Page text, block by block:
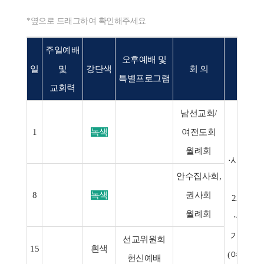
*옆으로 드래그하여 확인해주세요
일
주일예배
및
교회력
강단색
오후예배 및
특별프로그램
회 의
1 녹색
남선교회/
여전도회
월례회
⋅사순절
22(주일)
⋅삼일절
기념예배
(여전도
8 녹색
안수집사회,
권사회
월례회
15 흰색
선교위원회
헌신예배